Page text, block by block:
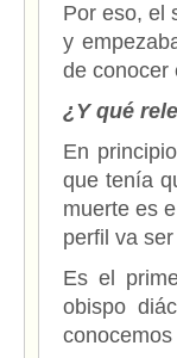
Por eso, el
y
de conocer
¿Y qué
En
que tenía
muerte es
perfil va
Es el
obispo